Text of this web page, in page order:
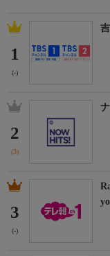
1
(-)
2
(3)
3
(-)